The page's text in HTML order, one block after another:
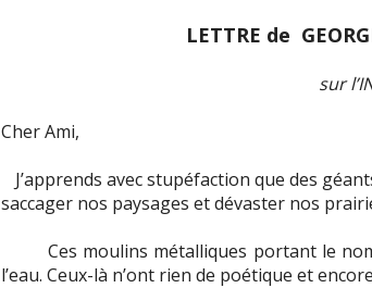
LETTRE de
sur
Cher Ami,
J’apprends avec stupéfaction que des
saccager nos paysages et dévaster nos
Ces moulins métalliques portant le
l’eau. Ceux-là n’ont rien de poétique et